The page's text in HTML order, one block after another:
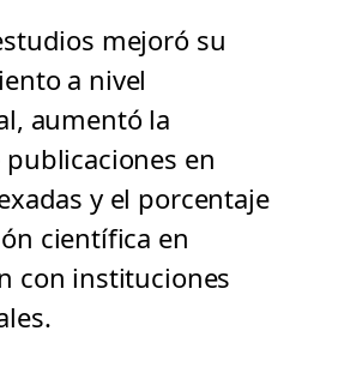
mejoró su
a nivel
aumentó la
en
y el porcentaje
científica en
con instituciones